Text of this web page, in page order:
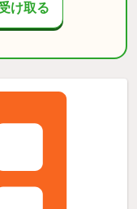
け取る